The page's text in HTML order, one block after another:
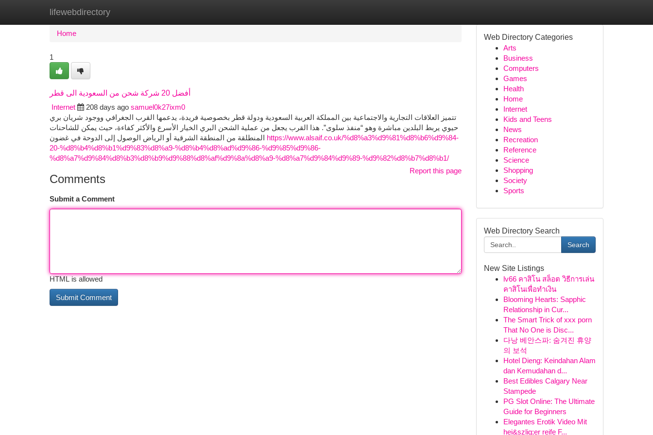
lifewebdirectory
Home New Site Listings
Home
1
أفضل 20 شركة شحن من السعودية الى قطر
Internet
208 days ago samuel0k27ixm0
تتميز العلاقات التجارية والاجتماعية بين المملكة العربية السعودية ودولة قطر بخصوصية فريدة، يدعمها القرب الجغرافي ووجود شريان بري
حيوي يربط البلدين مباشرة وهو “منفذ سلوى”. هذا القرب يجعل من عملية الشحن البري الخيار الأسرع والأكثر كفاءة، حيث يمكن للشاحنات
https://www.alsaif.co.uk/%d8%a3%d9%81%d8%b6%d9%84-
20-%d8%b4%d8%b1%d9%83%d8%a9-%d8%b4%d8%ad%d9%86-%d9%85%d9%86-
%d8%a7%d9%84%d8%b3%d8%b9%d9%88%d8%af%d9%8a%d8%a9-%d8%a7%d9%84%d9%89-%d9%82%d8%b7%d8%b1/
Report this page
Comments
Submit a Comment
HTML is allowed
Web Directory Categories
Arts
Business
Computers
Games
Health
Home
Internet
Kids and Teens
News
Recreation
Reference
Science
Shopping
Society
Sports
Web Directory Search
Search
New Site Listings
lv66 คาสิโน สล็อต วิธีการเล่น
คาสิโนเพื่อทำเงิน
Blooming Hearts: Sapphic
Relationship in Cur...
The Smart Trick of xxx porn
That No One is Disc...
다낭 베안스파: 숨겨진 휴양
의 보석
Hotel Dieng: Keindahan Alam
dan Kemudahan d...
Best Edibles Calgary Near
Stampede
PG Slot Online: The Ultimate
Guide for Beginners
Elegantes Erotik Video Mit
hei&szlig;er reife F...